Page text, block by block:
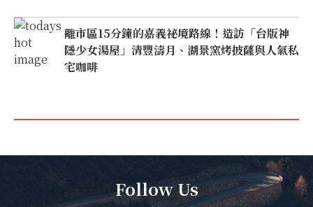
離市區15分鐘的嘉義祕境路線！造訪「台版神
隱少女湯屋」清豐濤月、湖景窯烤披薩與人氣私
宅咖啡
Follow Us